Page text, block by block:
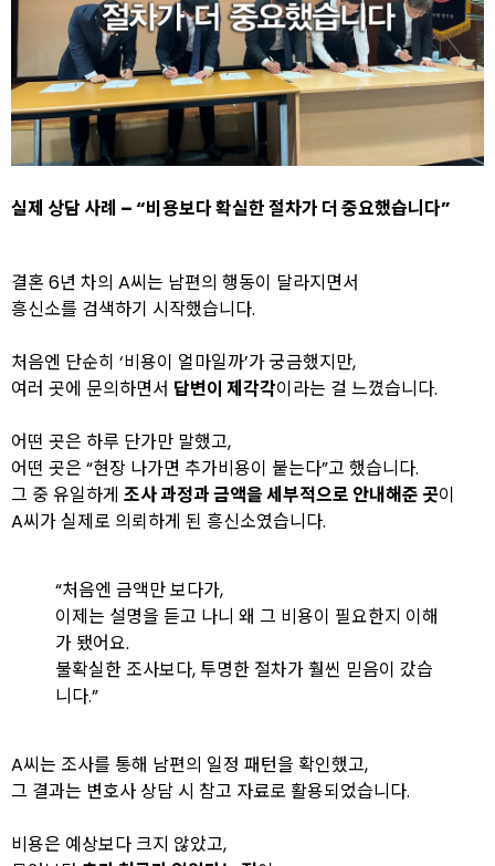
실제 상담 사례 – “비용보다 확실한 절차가 더 중요했습니다”
결혼 6년 차의 A씨는 남편의 행동이 달라지면서
흥신소를 검색하기 시작했습니다.
처음엔 단순히 ‘비용이 얼마일까’가 궁금했지만,
여러 곳에 문의하면서 답변이 제각각이라는 걸 느꼈습니다.
어떤 곳은 하루 단가만 말했고,
어떤 곳은 “현장 나가면 추가비용이 붙는다”고 했습니다.
그 중 유일하게 조사 과정과 금액을 세부적으로 안내해준 곳이
A씨가 실제로 의뢰하게 된 흥신소였습니다.
“처음엔 금액만 보다가,
이제는 설명을 듣고 나니 왜 그 비용이 필요한지 이해
가 됐어요.
불확실한 조사보다, 투명한 절차가 훨씬 믿음이 갔습
니다.”
A씨는 조사를 통해 남편의 일정 패턴을 확인했고,
그 결과는 변호사 상담 시 참고 자료로 활용되었습니다.
비용은 예상보다 크지 않았고,